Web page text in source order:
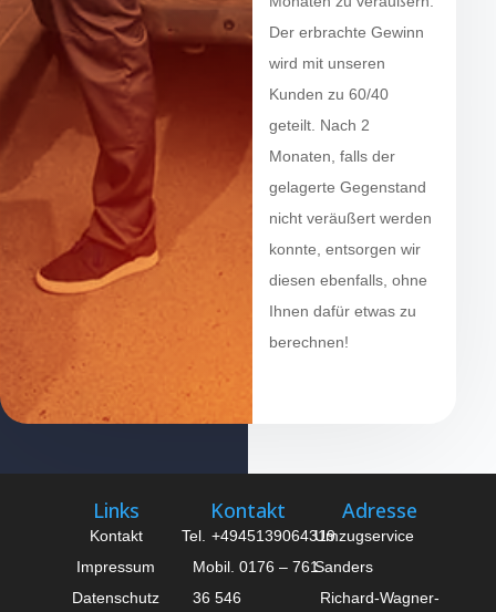
Der erbrachte Gewinn
wird mit unseren
Kunden zu 60/40
geteilt. Nach 2
Monaten, falls der
gelagerte Gegenstand
nicht veräußert werden
konnte, entsorgen wir
diesen ebenfalls, ohne
Ihnen dafür etwas zu
berechnen!
Links
Kontakt
Impressum
Datenschutz
Kontakt
Tel. +4945139064319
Mobil. 0176 – 761
36 546
Adresse
Umzugservice
Sanders
Richard-Wagner-